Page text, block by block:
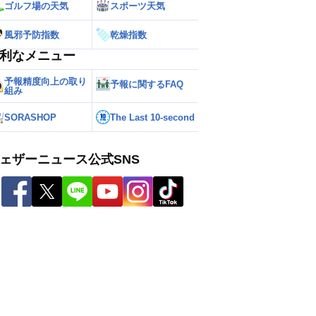
ゴルフ場の天気 スポーツ天気
風邪予防指数 乾燥指数
なメニュー
予報精度向上の取り
組み
予報に関するFAQ
SORASHOP The Last 10-second
ザーニュース公式SNS